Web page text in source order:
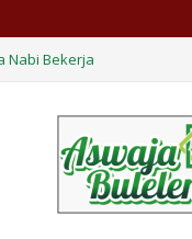
Nabi Bekerja